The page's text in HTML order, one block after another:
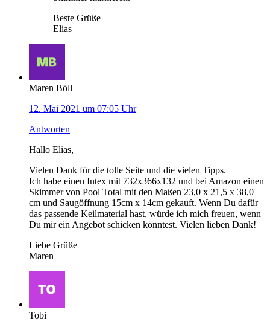
Beste Grüße
Elias
Maren Böll
12. Mai 2021 um 07:05 Uhr
Antworten
Hallo Elias,
Vielen Dank für die tolle Seite und die vielen Tipps.
Ich habe einen Intex mit 732x366x132 und bei Amazon einen
Skimmer von Pool Total mit den Maßen 23,0 x 21,5 x 38,0
cm und Saugöffnung 15cm x 14cm gekauft. Wenn Du dafür
das passende Keilmaterial hast, würde ich mich freuen, wenn
Du mir ein Angebot schicken könntest. Vielen lieben Dank!
Liebe Grüße
Maren
Tobi